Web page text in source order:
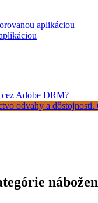
aplikáciou
Adobe DRM?